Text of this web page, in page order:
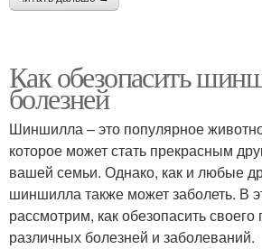
Как обезопасить
болезней
Шиншилла – это популярное
которое может стать прекрасным
вашей семьи. Однако, как и любые
шиншилла также может заболеть. В
рассмотрим, как обезопасить своего
различных болезней и заболеваний.